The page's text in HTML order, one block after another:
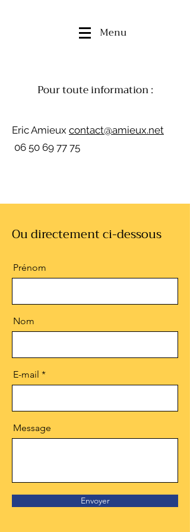
Menu
Pour toute information :
Eric Amieux contact@amieux.net
06 50 69 77 75
Ou directement ci-dessous
Prénom
Nom
E-mail
Message
Envoyer